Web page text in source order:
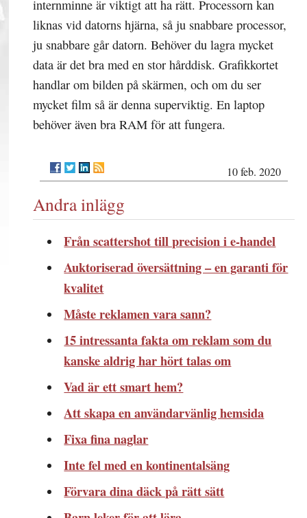
internminne är viktigt att ha rätt. Processorn kan
liknas vid datorns hjärna, så ju snabbare processor,
ju snabbare går datorn. Behöver du lagra mycket
data är det bra med en stor hårddisk. Grafikkortet
handlar om bilden på skärmen, och om du ser
mycket film så är denna superviktig. En laptop
behöver även bra RAM för att fungera.
10 feb. 2020
Andra inlägg
Från scattershot till precision i e-handel
Auktoriserad översättning – en garanti för
kvalitet
Måste reklamen vara sann?
15 intressanta fakta om reklam som du
kanske aldrig har hört talas om
Vad är ett smart hem?
Att skapa en användarvänlig hemsida
Fixa fina naglar
Inte fel med en kontinentalsäng
Förvara dina däck på rätt sätt